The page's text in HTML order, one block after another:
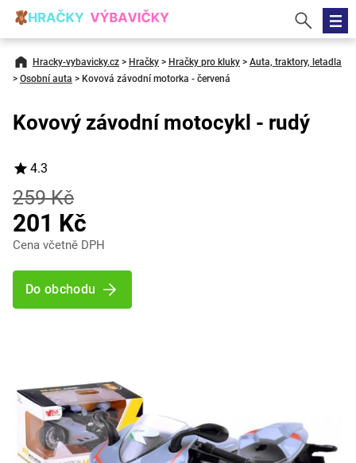
Hracky-vybavicky.cz > Hračky > Hračky pro kluky > Auta, traktory, letadla
> Osobní auta > Kovová závodní motorka - červená
Kovový závodní motocykl - rudý
4.3
259 Kč
201 Kč
Cena včetně DPH
Do obchodu